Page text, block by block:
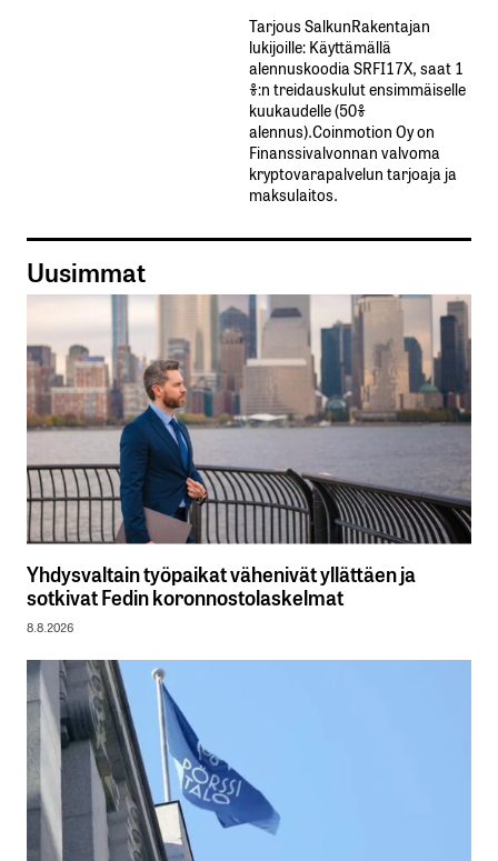
Tarjous SalkunRakentajan
lukijoille: Käyttämällä​ ​
alennuskoodia​ ​SRFI17X,​ ​saat​ ​1
%:n treidauskulut​ ​ensimmäiselle​ ​
kuukaudelle​ ​(50%​ ​
alennus).Coinmotion Oy on
Finanssivalvonnan valvoma
kryptovarapalvelun tarjoaja ja
maksulaitos.
Uusimmat
Yhdysvaltain työpaikat vähenivät yllättäen ja
sotkivat Fedin koronnostolaskelmat
8.8.2026